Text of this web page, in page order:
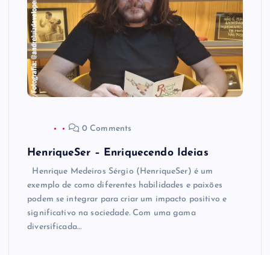
0 Comments
HenriqueSer – Enriquecendo Ideias
Henrique Medeiros Sérgio (HenriqueSer) é um
exemplo de como diferentes habilidades e paixões
podem se integrar para criar um impacto positivo e
significativo na sociedade. Com uma gama
diversificada…